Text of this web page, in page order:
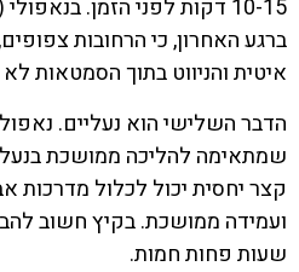
ברגע האחרון, כי הרחובות
איטית והניווט בתוך הסמטאות לא
שמתאימה להליכה ממושכת
קצר יחסית יכול לכלול מדרכות
ועמידה ממושכת. בקיץ חשוב
שעות פחות חמות.